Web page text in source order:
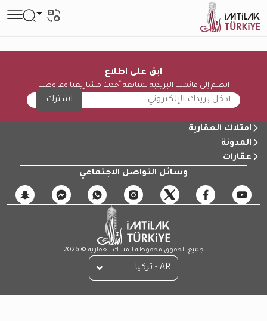
ابق على اطلاع
انضم إلى قائمتنا البريدية لمتابعة أحدث مشاريعنا وعروضنا
اشترك
امتلاك العقارية
المدونة
عقارات
وسائل التواصل الاجتماعي
جميع الحقوق محفوظة لإمتلاك العقارية © 2026
AR - تركيا